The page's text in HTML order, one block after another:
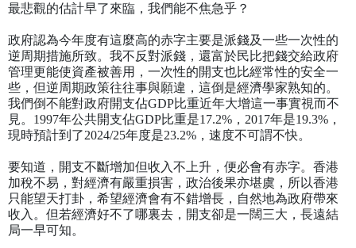
最悲觀的估計早了來臨，我們能不焦急乎？
政府認為今年度有這麼高的赤字主要是派錢及一些一次性的
逆周期措施所致。我不反對派錢，還富於民比把錢交給政府
管理更能使資產被善用，一次性的開支也比經常性的安全一
些，但逆周期政策往往事與願違，這倒是經濟學家熟知的。
我們倒不能對政府開支佔GDP比重近年大增這一事實視而不
見。 1997年公共開支佔GDP比重是17.2% ， 2017年是19.3% ，
現時預計到了2024/25年度是23.2% ，速度不可謂不快。
要知道，開支不斷增加但收入不上升，便必會有赤字。香港
加稅不易，對經濟有嚴重損害，政治後果亦堪虞，所以香港
只能望天打卦，希望經濟會有不錯增長，自然地為政府帶來
收入。但若經濟好不了哪裏去，開支卻是一闊三大，長遠結
局一早可知。